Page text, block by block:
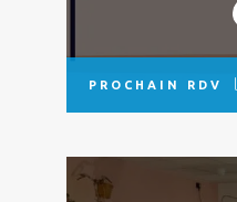
PROCHAIN RDV